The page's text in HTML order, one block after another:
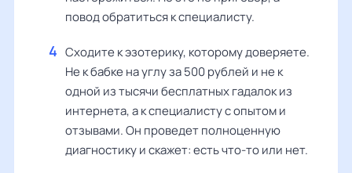
повод обратиться к специалисту.
Сходите к эзотерику, которому доверяете.
Не к бабке на углу за 500 рублей и не к
одной из тысячи бесплатных гадалок из
интернета, а к специалисту с опытом и
отзывами. Он проведет полноценную
диагностику и скажет: есть что-то или нет.